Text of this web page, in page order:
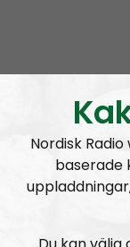
sjov med den
vores vilje
Prenumerera
https://
Nordisk
baserade